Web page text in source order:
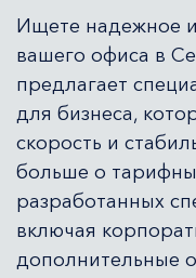
Ищете надежное
вашего офиса в
предлагает
для бизнеса,
скорость и
больше о
разработанных
включая
дополнительные